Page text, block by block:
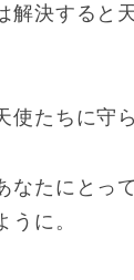
解決すると
使たちに守
なたにとっ
うに。